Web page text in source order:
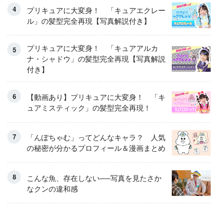
プリキュアに大変身！ 「キュアエクレー
ル」の髪型完全再現【写真解説付き】
プリキュアに大変身！ 「キュアアルカ
ナ・シャドウ」の髪型完全再現【写真解説
付き】
【動画あり】プリキュアに大変身！ 「キ
ュアミスティック」の髪型完全再現！
「んぽちゃむ」ってどんなキャラ？ 人気
の秘密が分かるプロフィール＆漫画まとめ
こんな魚、存在しない──写真を見たさか
なクンの違和感